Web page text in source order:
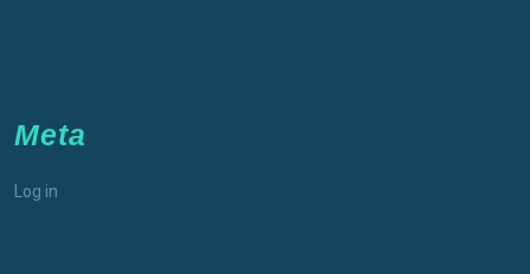
Meta
Log in